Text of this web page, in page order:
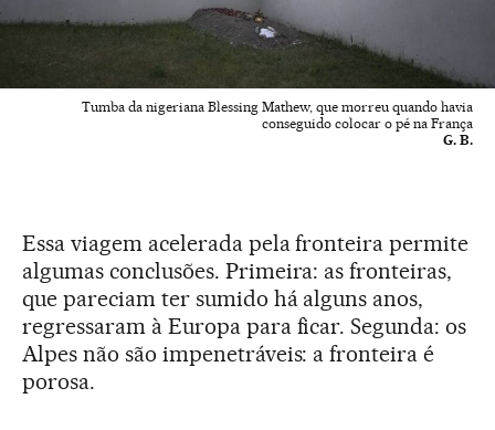
Tumba da nigeriana Blessing Mathew, que morreu quando havia
conseguido colocar o pé na França
G. B.
Essa viagem acelerada pela fronteira permite
algumas conclusões. Primeira: as fronteiras,
que pareciam ter sumido há alguns anos,
regressaram à Europa para ficar. Segunda: os
Alpes não são impenetráveis: a fronteira é
porosa.